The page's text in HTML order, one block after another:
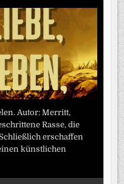
Autor: Merritt,
Rasse, die
erschaffen
künstlichen